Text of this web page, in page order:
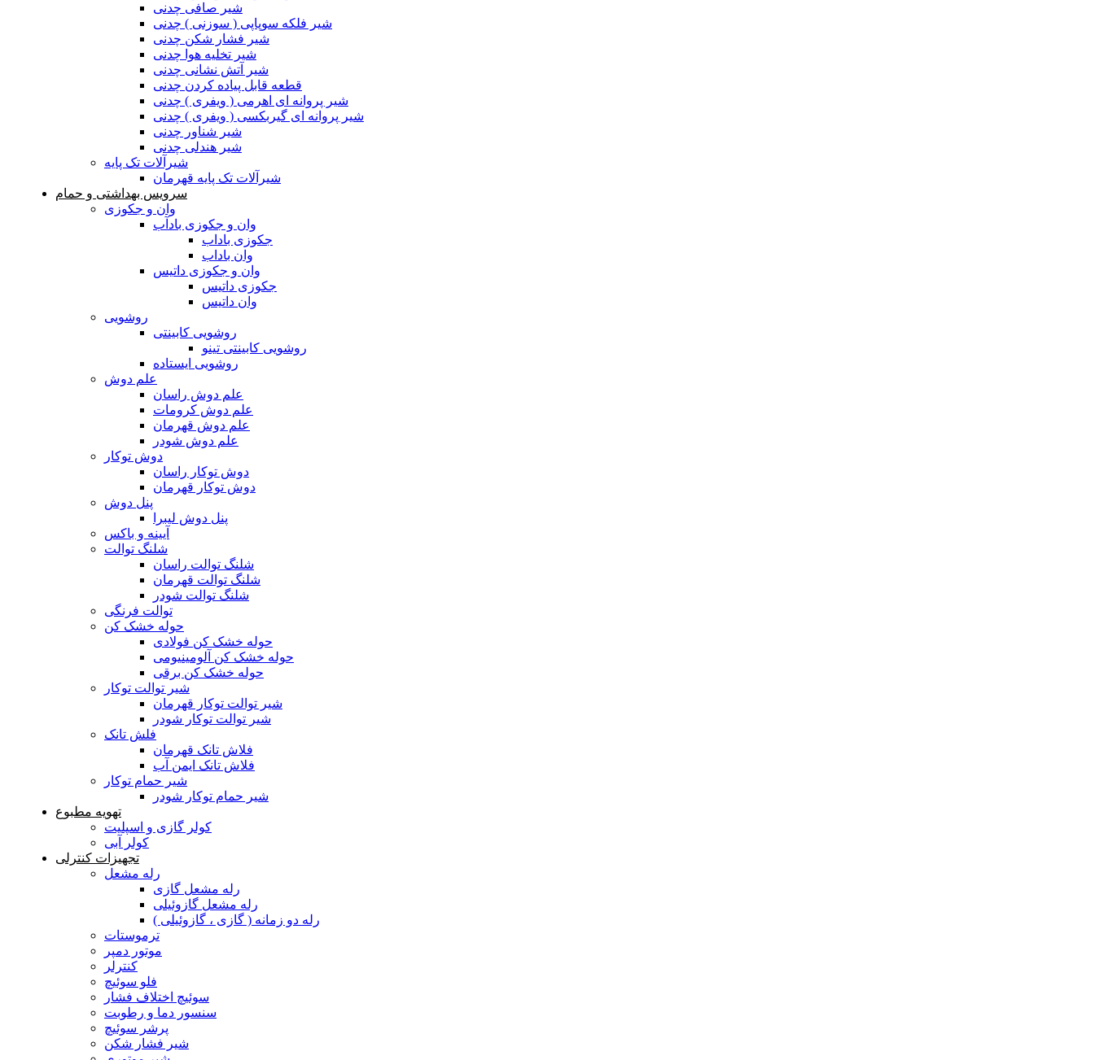
شیر صافی چدنی
شیر فلکه سوپاپی ( سوزنی ) چدنی
شیر فشار شکن چدنی
شیر تخلیه هوا چدنی
شیر آتش نشانی چدنی
قطعه قابل پیاده کردن چدنی
شیر پروانه ای اهرمی ( ویفری ) چدنی
شیر پروانه ای گیربکسی ( ویفری ) چدنی
شیر شناور چدنی
شیر هندلی چدنی
شیرآلات تک پایه
شیرآلات تک پایه قهرمان
سرویس بهداشتی و حمام
وان و جکوزی
وان و جکوزی بادآب
جکوزی باداب
وان باداب
وان و جکوزی داتیس
جکوزی داتیس
وان داتیس
روشویی
روشویی کابینتی
روشویی کابینتی تینو
روشویی‌ ایستاده
علم دوش
علم دوش راسان
علم دوش کرومات
علم دوش قهرمان
علم دوش شودر
دوش توکار
دوش توکار راسان
دوش توکار قهرمان
پنل دوش
پنل دوش لیبرا
آیینه و باکس
شلنگ توالت
شلنگ توالت راسان
شلنگ توالت قهرمان
شلنگ توالت شودر
توالت فرنگی
حوله خشک کن
حوله خشک کن فولادی
حوله خشک کن آلومینیومی
حوله خشک کن برقی
شیر توالت توکار
شیر توالت توکار قهرمان
شیر توالت توکار شودر
فلش تانک
فلاش تانک قهرمان
فلاش تانک ایمن آب
شیر حمام توکار
شیر حمام توکار شودر
تهویه مطبوع
کولر گازی و اسپلیت
کولر آبی
تجهیزات کنترلی
رله مشعل
رله مشعل گازی
رله مشعل گازوئیلی
رله دو زمانه ( گازی ، گازوئیلی )
ترموستات
موتور دمپر
کنترلر
فلو سوئیچ
سوئیچ اختلاف فشار
سنسور دما و رطوبت
پرشر سوئیچ
شیر فشار شکن